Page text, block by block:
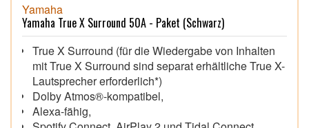
Yamaha
Yamaha True X Surround 50A - Paket (Schwarz)
True X Surround (für die Wiedergabe von Inhalten
mit True X Surround sind separat erhältliche True X-
Lautsprecher erforderlich*)
Dolby Atmos®-kompatibel,
Alexa-fähig,